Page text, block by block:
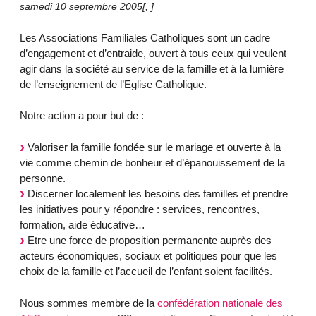
samedi 10 septembre 2005[, ]
Les Associations Familiales Catholiques sont un cadre
d’engagement et d’entraide, ouvert à tous ceux qui veulent
agir dans la société au service de la famille et à la lumière
de l’enseignement de l’Eglise Catholique.
Notre action a pour but de :
Valoriser la famille fondée sur le mariage et ouverte à la
vie comme chemin de bonheur et d’épanouissement de la
personne.
Discerner localement les besoins des familles et prendre
les initiatives pour y répondre : services, rencontres,
formation, aide éducative…
Etre une force de proposition permanente auprès des
acteurs économiques, sociaux et politiques pour que les
choix de la famille et l’accueil de l’enfant soient facilités.
Nous sommes membre de laconfédération nationale des